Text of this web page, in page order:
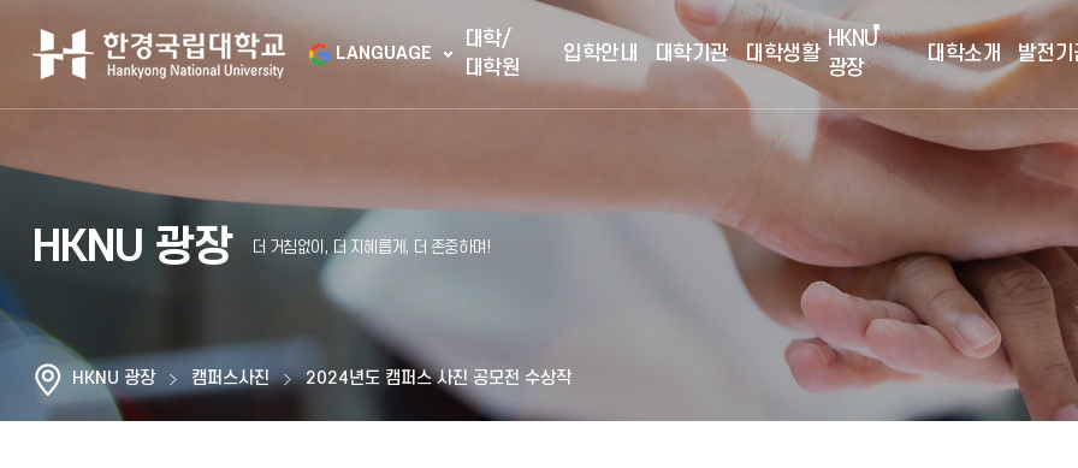
LANGUAGE
대학/
대학원
입학안내 대학기관 대학생활
HKNU
광장
대학소개 발전기
HKNU 광장
HKNU 광장 캠퍼스사진 2024년도 캠퍼스 사진 공모전 수상작